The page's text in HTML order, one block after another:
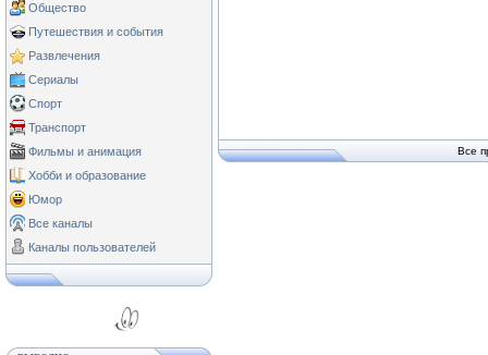
Общество
Путешествия и события
Развлечения
Сериалы
Спорт
Транспорт
Фильмы и анимация
Хобби и образование
Юмор
Все каналы
Каналы пользователей
Все